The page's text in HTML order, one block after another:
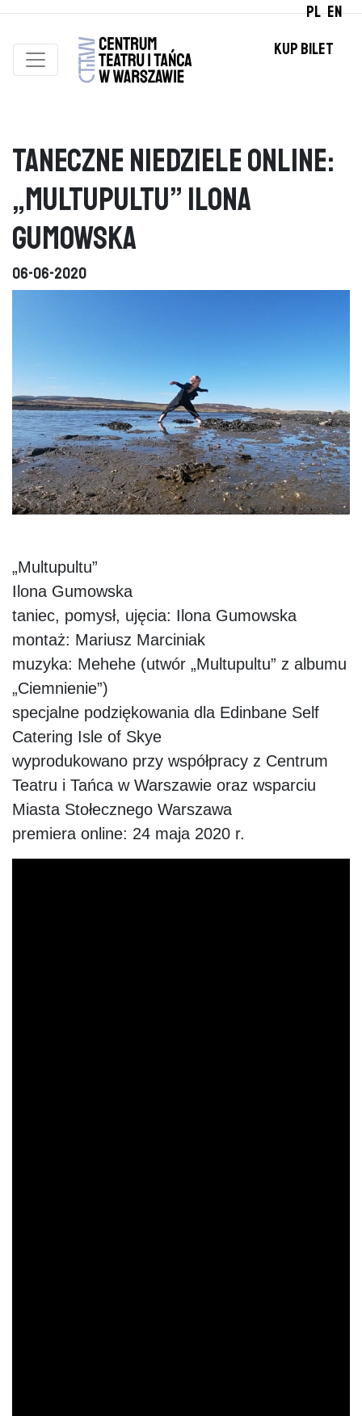
PL EN
KUP BILET
Taneczne niedziele online:
„Multupultu” Ilona
Gumowska
06-06-2020
„Multupultu”
Ilona Gumowska
taniec, pomysł, ujęcia: Ilona Gumowska
montaż: Mariusz Marciniak
muzyka: Mehehe (utwór „Multupultu” z albumu
„Ciemnienie”)
specjalne podziękowania dla Edinbane Self
Catering Isle of Skye
wyprodukowano przy współpracy z Centrum
Teatru i Tańca w Warszawie oraz wsparciu
Miasta Stołecznego Warszawa
premiera online: 24 maja 2020 r.